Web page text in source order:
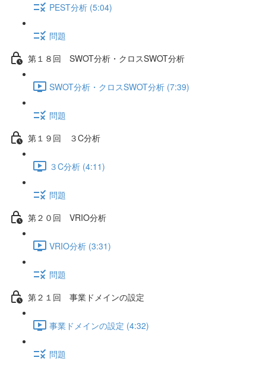
PEST分析 (5:04)
問題
第１８回 SWOT分析・クロスSWOT分析
SWOT分析・クロスSWOT分析 (7:39)
問題
第１９回 ３C分析
３C分析 (4:11)
問題
第２０回 VRIO分析
VRIO分析 (3:31)
問題
第２１回 事業ドメインの設定
事業ドメインの設定 (4:32)
問題